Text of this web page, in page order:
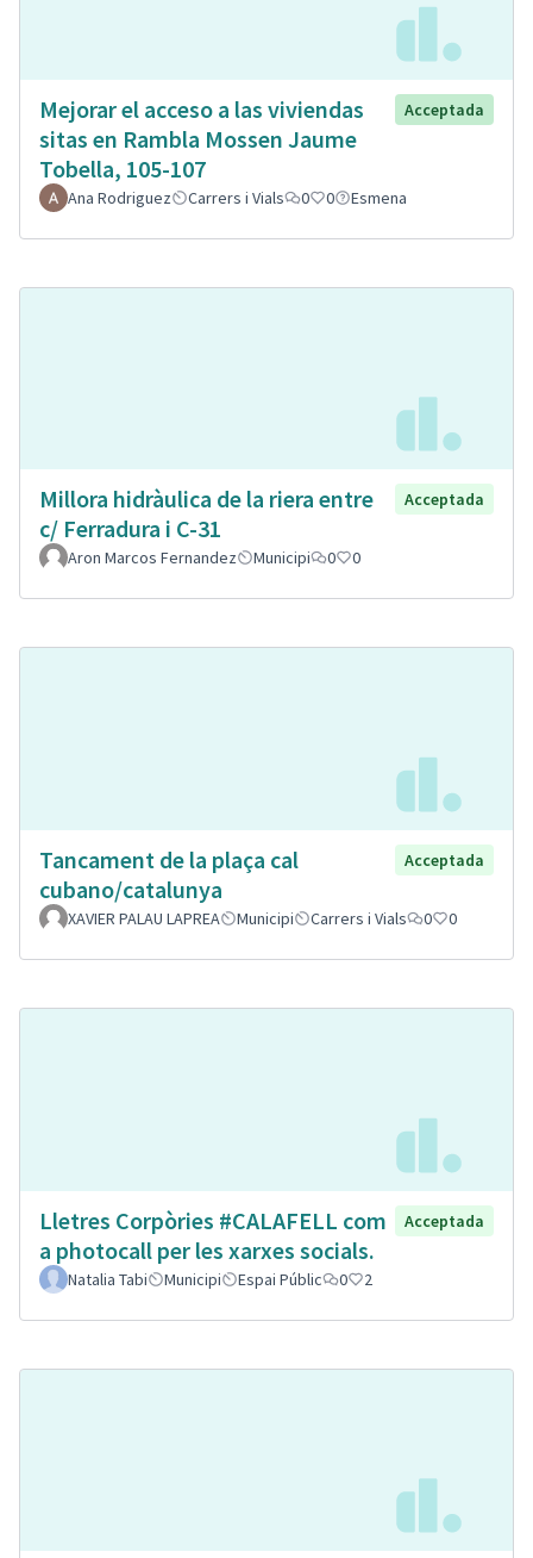
Mejorar el acceso a las viviendas
sitas en Rambla Mossen Jaume
Tobella, 105-107
Acceptada
Ana Rodriguez Carrers i Vials 0 0 Esmena
Millora hidràulica de la riera entre
c/ Ferradura i C-31
Acceptada
Aron Marcos Fernandez Municipi 0 0
Tancament de la plaça cal
cubano/catalunya
Acceptada
XAVIER PALAU LAPREA Municipi Carrers i Vials 0 0
Lletres Corpòries #CALAFELL com
a photocall per les xarxes socials.
Acceptada
Natalia Tabi Municipi Espai Públic 0 2